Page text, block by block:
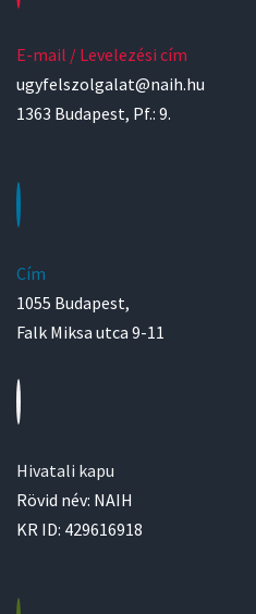
E-mail / Levelezési cím
ugyfelszolgalat@naih.hu
1363 Budapest, Pf.: 9.
Cím
1055 Budapest,
Falk Miksa utca 9-11
Hivatali kapu
Rövid név: NAIH
KR ID: 429616918